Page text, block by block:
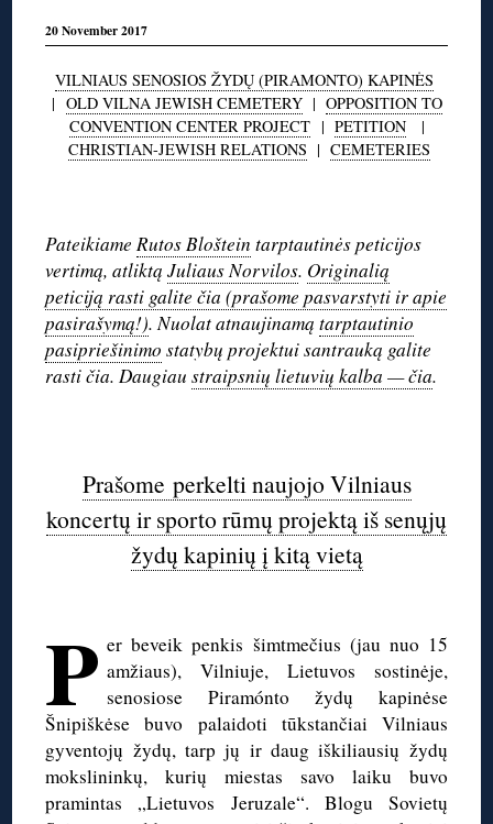
20 November 2017
VILNIAUS SENOSIOS ŽYDŲ (PIRAMONTO) KAPINĖS
| OLD VILNA JEWISH CEMETERY| OPPOSITION TO
CONVENTION CENTER PROJECT| PETITION|
CHRISTIAN-JEWISH RELATIONS | CEMETERIES
PateikiameRutos Bloštein tarptautinės peticijos
vertimą, atliktąJuliaus Norvilos. Originalią
peticiją rasti galite čia (prašome pasvarstyti ir apie
pasirašymą!). Nuolat atnaujinamątarptautinio
pasipriešinimo statybų projektui santrauką galite
rasti čia. Daugiaustraipsnių lietuvių kalba — čia.
Prašome perkelti naujojo Vilniaus
koncertų ir sporto rūmų projektą iš senųjų
žydų kapinių į kitą vietą
P er beveik penkis šimtmečius (jau nuo 15
amžiaus), Vilniuje, Lietuvos sostinėje,
senosiose Piramónto žydų kapinėse
Šnipiškėse buvo palaidoti tūkstančiai Vilniaus
gyventojų žydų, tarp jų ir daug iškiliausių žydų
mokslininkų, kurių miestas savo laiku buvo
pramintas „Lietuvos Jeruzale“. Blogu Sovietų